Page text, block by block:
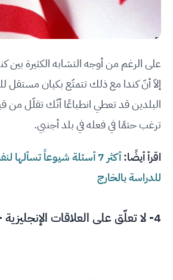
على الرغم من أوجه التشابه الكثيرة بين
إلاّ أنّ كندا مع ذلك تتمتّع بكيان مستقل
البلدين قد تعطي انطباعًا أنّك تقلّل من
ترغب حتمًا في فعله في بلد أجنبي.
اقرأ أيضًا:
أكثر 7 أسئلة شيوعاً
للدراسة بالخارج
4- لا تعلّق على العلاقات الإنجليزية - الفرنسية